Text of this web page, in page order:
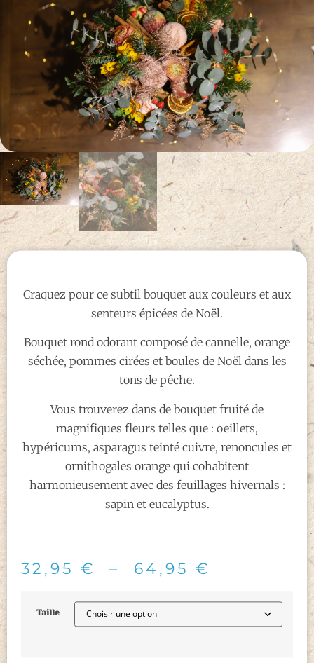
Craquez pour ce subtil bouquet aux couleurs et aux
senteurs épicées de Noël.
Bouquet rond odorant composé de cannelle, orange
séchée, pommes cirées et boules de Noël dans les
tons de pêche.
Vous trouverez dans de bouquet fruité de
magnifiques fleurs telles que : oeillets,
hypéricums, asparagus teinté cuivre, renoncules et
ornithogales orange qui cohabitent
harmonieusement avec des feuillages hivernals :
sapin et eucalyptus.
32,95 € – 64,95 €
Taille